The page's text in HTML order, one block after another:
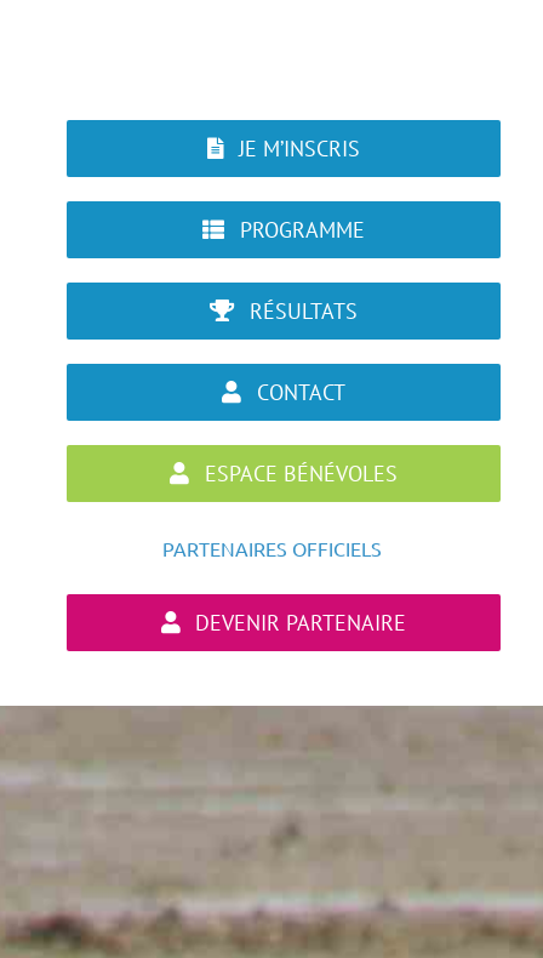
JE M’INSCRIS
PROGRAMME
RÉSULTATS
CONTACT
ESPACE BÉNÉVOLES
PARTENAIRES OFFICIELS
DEVENIR PARTENAIRE